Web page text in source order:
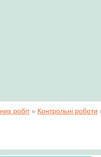
робіт» Контрольні роботи